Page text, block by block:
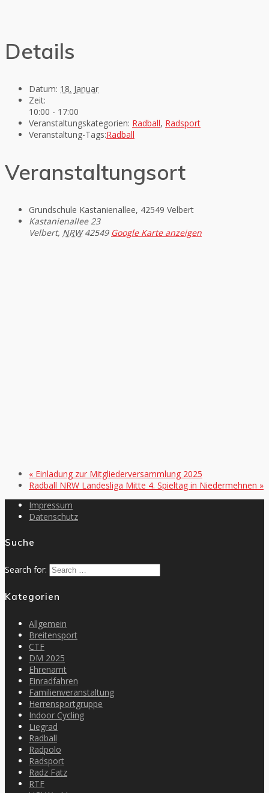
Details
Datum: 18. Januar
Zeit:
10:00 - 17:00
Veranstaltungskategorien: Radball, Radsport
Veranstaltung-Tags:Radball
Veranstaltungsort
Grundschule Kastanienallee, 42549 Velbert
Kastanienallee 23
Velbert, NRW 42549 Google Karte anzeigen
« Einladung zur Mitgliederversammlung 2025
Radball NRW Landesliga Mitte 4. Spieltag in Niedermehnen »
Impressum
Datenschutz
Suche
Search for:
Kategorien
Allgemein
Breitensport
CTF
DM 2025
Ehrenamt
Einradfahren
Familienveranstaltung
Herrensportgruppe
Indoor Cycling
Liegrad
Radball
Radpolo
Radsport
Radz Fatz
RTF